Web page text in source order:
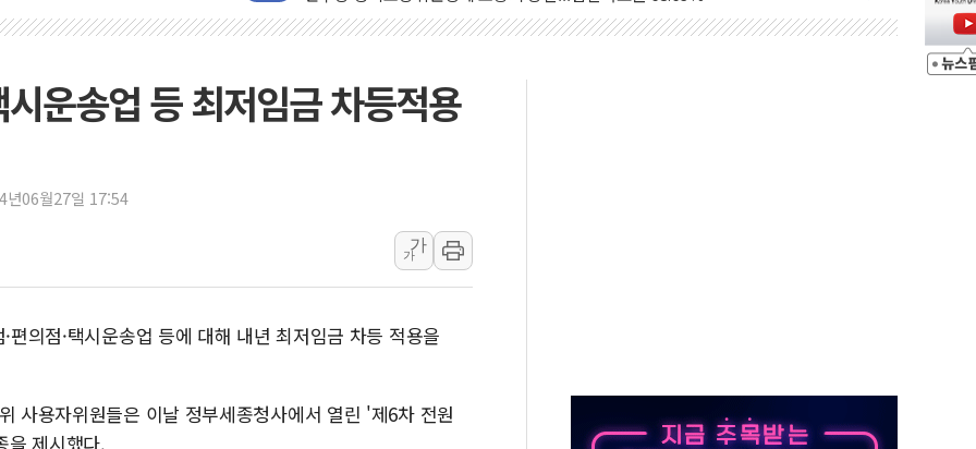
인천서 말다툼 중 어머니 살해 10대 구속…범행 후 반려견도 죽여
[속보] 민주, 강원·대구·경북 경선 결과...김민석 48.54% 정청래 44.40%
[속보] 민주, 경북 경선 결과 발표...김민석 47.37% 정청래 45.71% 송영길 6.92%
최태원, 노소영에 9440억 지급 확정되나…재상고 앞두고 막판 셈법
하나금융, 명동 소상공인에 '행복상자' 전달
병무청, 보충역 전면 손질… 예술·체육요원 최대 33% 감축
윤준병·이해민 의원, '정부 특사'로 콜롬비아 대통령 취임식 참석
'호우·산사태 주의보' 울진 시간당 30mm 강한 비...호우 피해 없어
운송업 등 최저임금 차등적용
년06월27일 17:54
가
가
의점·택시운송업 등에 대해 내년 최저임금 차등 적용을
사용자위원들은 이날 정부세종청사에서 열린 '제6차 전원
을 제시했다.